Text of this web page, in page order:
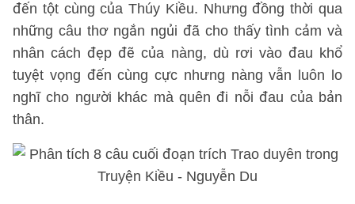
đến tột cùng của Thúy Kiều. Nhưng đồng thời qua
những câu thơ ngắn ngủi đã cho thấy tình cảm và
nhân cách đẹp đẽ của nàng, dù rơi vào đau khổ
tuyệt vọng đến cùng cực nhưng nàng vẫn luôn lo
nghĩ cho người khác mà quên đi nỗi đau của bản
thân.